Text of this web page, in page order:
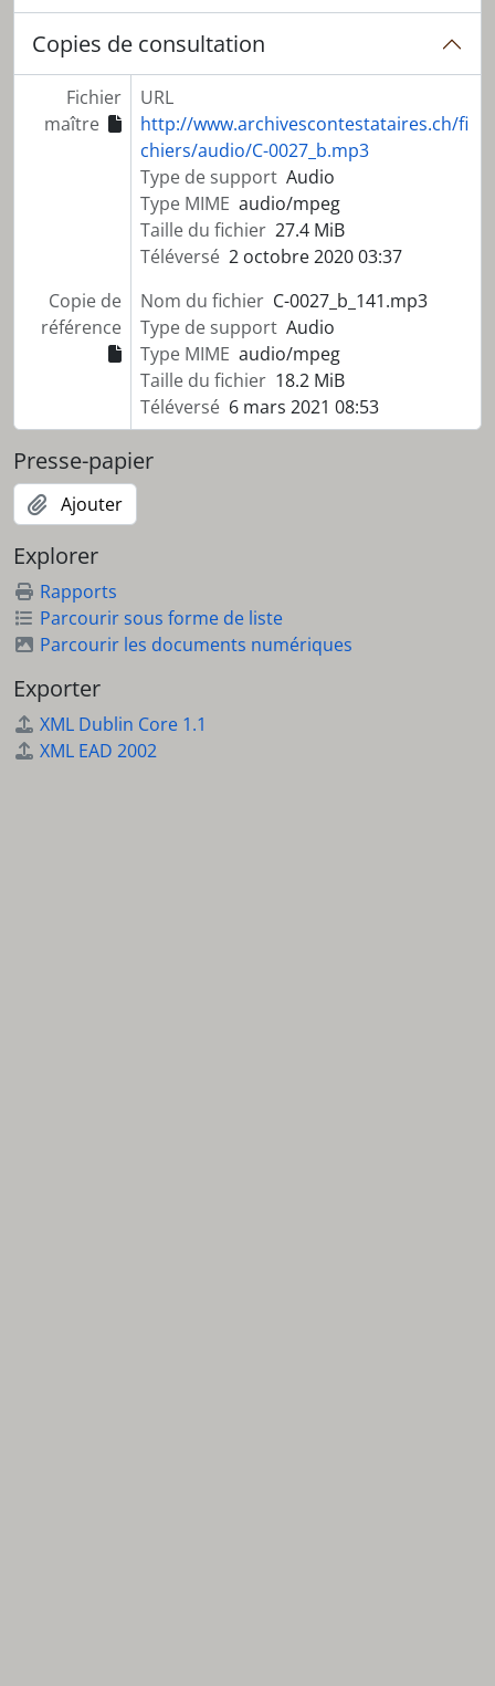
Copies de consultation
Fichier
maître
URL
http://www.archivescontestataires.ch/fi
chiers/audio/C-0027_b.mp3
Type de support Audio
Type MIME audio/mpeg
Taille du fichier 27.4 MiB
Téléversé 2 octobre 2020 03:37
Copie de
référence
Nom du fichier C-0027_b_141.mp3
Type de support Audio
Type MIME audio/mpeg
Taille du fichier 18.2 MiB
Téléversé 6 mars 2021 08:53
Presse-papier
Ajouter
Explorer
Rapports
Parcourir sous forme de liste
Parcourir les documents numériques
Exporter
XML Dublin Core 1.1
XML EAD 2002